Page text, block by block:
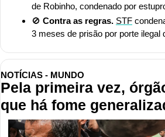
de Robinho, condenado por
🚫 Contra as regras. STF
3 meses de prisão por porte ilegal
NOTÍCIAS - MUNDO
Pela primeira vez,
que há fome